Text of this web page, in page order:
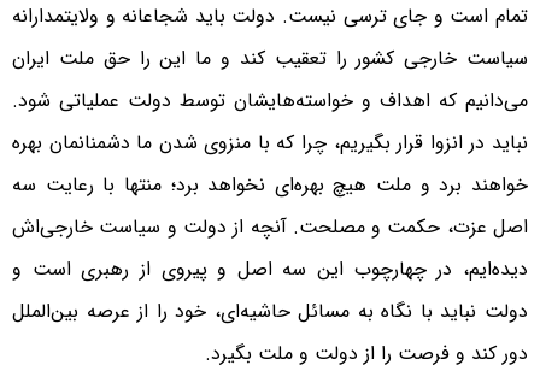
تمام است و جای ‌ترسی نیست. دولت باید شجاعانه و ولایتمدارانه
سیاست خارجی کشور را تعقیب کند و ما این را حق ملت ایران
‌می‌دانیم که اهداف و خواسته‌هایشان توسط دولت عملیاتی شود.
نباید در انزوا قرار بگیریم، چرا که با منزوی شدن ما دشمنانمان بهره
خواهند برد و ملت هیچ بهره‌ای نخواهد برد؛ منتها با رعایت سه
اصل عزت، حکمت و مصلحت. آنچه ‌از دولت و سیاست خارجی‌اش
دیده‌ایم، در چهارچوب این سه اصل و پیروی از رهبری است و
دولت نباید با نگاه به مسائل حاشیه‌ای، خود‌ را از عرصه بین‌الملل
دور کند و فرصت را از دولت و ملت بگیرد.